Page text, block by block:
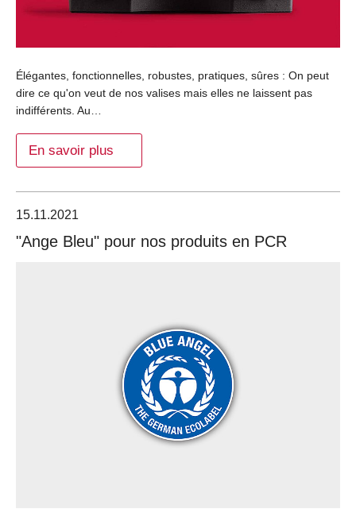
Élégantes, fonctionnelles, robustes, pratiques, sûres : On peut
dire ce qu'on veut de nos valises mais elles ne laissent pas
indifférents. Au…
En savoir plus
15.11.2021
"Ange Bleu" pour nos produits en PCR